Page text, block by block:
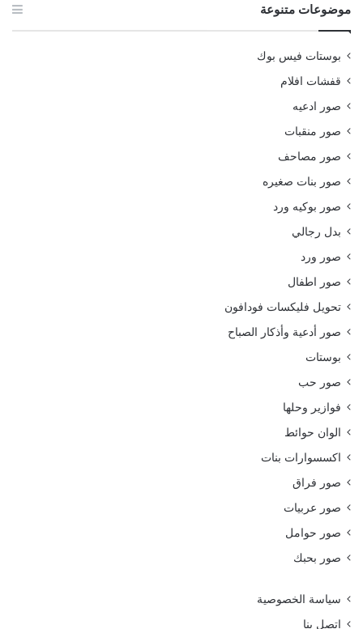
موضوعات متنوعة
بوستات فيس بوك
قفشات افلام
صور ادعيه
صور منقبات
صور مصاحف
صور بنات صغيره
صور بوكيه ورد
بدل رجالي
صور ورد
صور اطفال
تحويل فليكسات فودافون
صور أدعية وأذكار الصباح
بوستات
صور حب
فوازير وحلها
الوان حوائط
اكسسوارات بنات
صور فراق
صور عربيات
صور حوامل
صور بحبك
سياسة الخصوصية
اتصل بنا